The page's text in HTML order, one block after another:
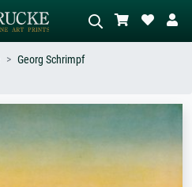
tableau sombre, nu debout près d'un
Georg Schrimpf